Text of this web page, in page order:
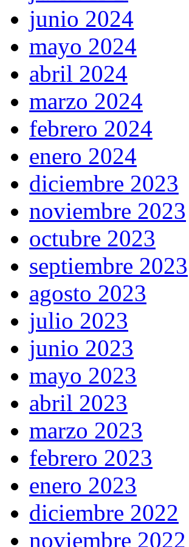
junio 2024
mayo 2024
abril 2024
marzo 2024
febrero 2024
enero 2024
diciembre 2023
noviembre 2023
octubre 2023
septiembre 2023
agosto 2023
julio 2023
junio 2023
mayo 2023
abril 2023
marzo 2023
febrero 2023
enero 2023
diciembre 2022
noviembre 2022